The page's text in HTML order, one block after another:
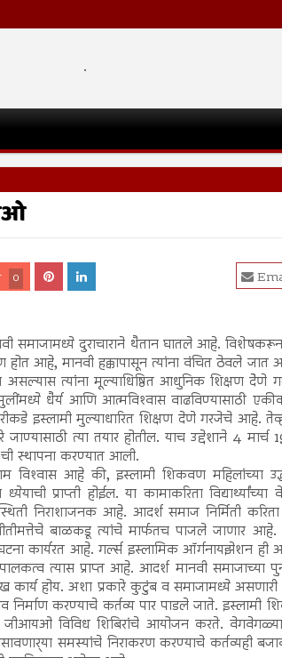
.
0
दुराचाराने थैतान घातले आहे. विशेषकरून
होत आहे, मानवी हक्कापासून त्यांना वंचित ठेवले जात
असल्यास त्यांना मूल्याधिष्ठित आधुनिक शिक्षण
धैर्य आणि आत्मविश्‍वास वाढविण्यासाठी
इस्लामी मुल्याधारित शिक्षण देणे गरजेचे आहे.
जाण्यासाठी त्या तयार होतील. याच उद्देशाने 4 मार्च
स्थापना करण्यात आली.
आहे की, इस्लामी शिकवण महिलांच्या
ध्येयाची प्राप्ती होईल. या कामाकरिता
निराशाजनक आहे. आदर्श समाज निर्मिती करिता
बाळकडू त्यांचे मार्फतच पाजले जाणार
कार्यरत आहे. गर्ल्स इस्लामिक ऑर्गनायझेशन ही
त्यास प्राप्त आहे. आदर्श मानवी समाजाच्या
कार्य होय. अशा प्रकारे कुटुंब व समाजामध्ये असणारी
निर्माण करण्याचे कर्तव्य पार पाडले जाते.
विविध शिबिरांचे आयोजन करते. वेगवेगळ्या
समस्यांचे निराकरण करण्याचे कर्तव्यही